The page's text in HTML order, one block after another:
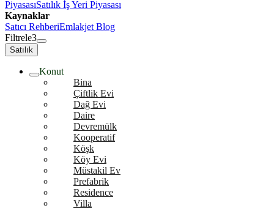
PiyasasıSatılık İş Yeri Piyasası
Kaynaklar
Satıcı RehberiEmlakjet Blog
Filtrele3
Satılık
Konut
Bina
Çiftlik Evi
Dağ Evi
Daire
Devremülk
Kooperatif
Köşk
Köy Evi
Müstakil Ev
Prefabrik
Residence
Villa